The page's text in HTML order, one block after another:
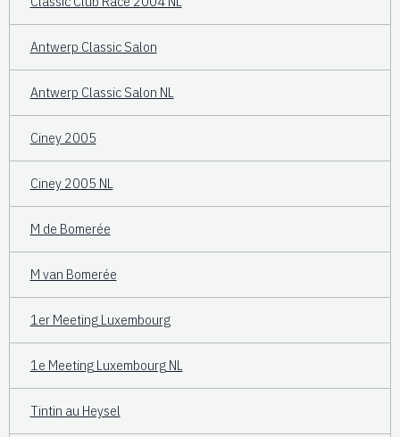
Antwerp Classic Salon
Antwerp Classic Salon NL
Ciney 2005
Ciney 2005 NL
M de Bomerée
M van Bomerée
1er Meeting Luxembourg
1e Meeting Luxembourg NL
Tintin au Heysel